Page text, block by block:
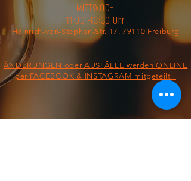
MITTWOCH
11:30 -13:30 Uhr
Heinrich-von-Stephan-Str. 17, 79110 Freiburg
ÄNDERUNGEN oder AUSFÄLLE werden ONLINE
per FACEBOOK & INSTAGRAM mitgeteilt!